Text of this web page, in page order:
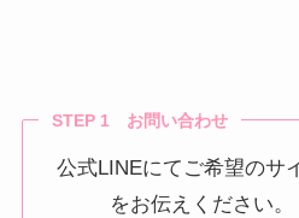
STEP 1 お問い合わせ
公式LINEにてご希望のサ
をお伝えください。